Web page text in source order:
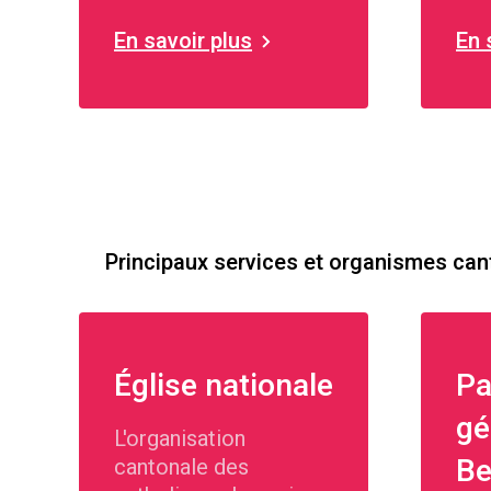
En savoir plus En
Principaux services et organismes
Église nationale
L'organisation
cantonale des